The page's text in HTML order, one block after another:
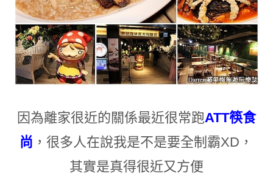
因為離家很近的關係最近很常跑ATT筷食
尚 ，很多人在說我是不是要全制霸XD ，
其實是真得很近又方便